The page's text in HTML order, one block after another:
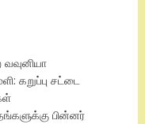
கறுப்பு சட்டை
பின்னர்